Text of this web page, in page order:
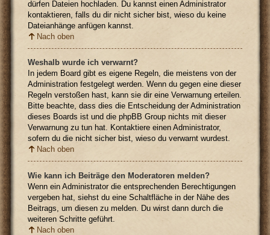
dürfen Dateien hochladen. Du kannst einen Administrator
kontaktieren, falls du dir nicht sicher bist, wieso du keine
Dateianhänge anfügen kannst.
Nach oben
Weshalb wurde ich verwarnt?
In jedem Board gibt es eigene Regeln, die meistens von der
Administration festgelegt werden. Wenn du gegen eine dieser
Regeln verstoßen hast, kann sie dir eine Verwarnung erteilen.
Bitte beachte, dass dies die Entscheidung der Administration
dieses Boards ist und die phpBB Group nichts mit dieser
Verwarnung zu tun hat. Kontaktiere einen Administrator,
sofern du die nicht sicher bist, wieso du verwarnt wurdest.
Nach oben
Wie kann ich Beiträge den Moderatoren melden?
Wenn ein Administrator die entsprechenden Berechtigungen
vergeben hat, siehst du eine Schaltfläche in der Nähe des
Beitrags, um diesen zu melden. Du wirst dann durch die
weiteren Schritte geführt.
Nach oben